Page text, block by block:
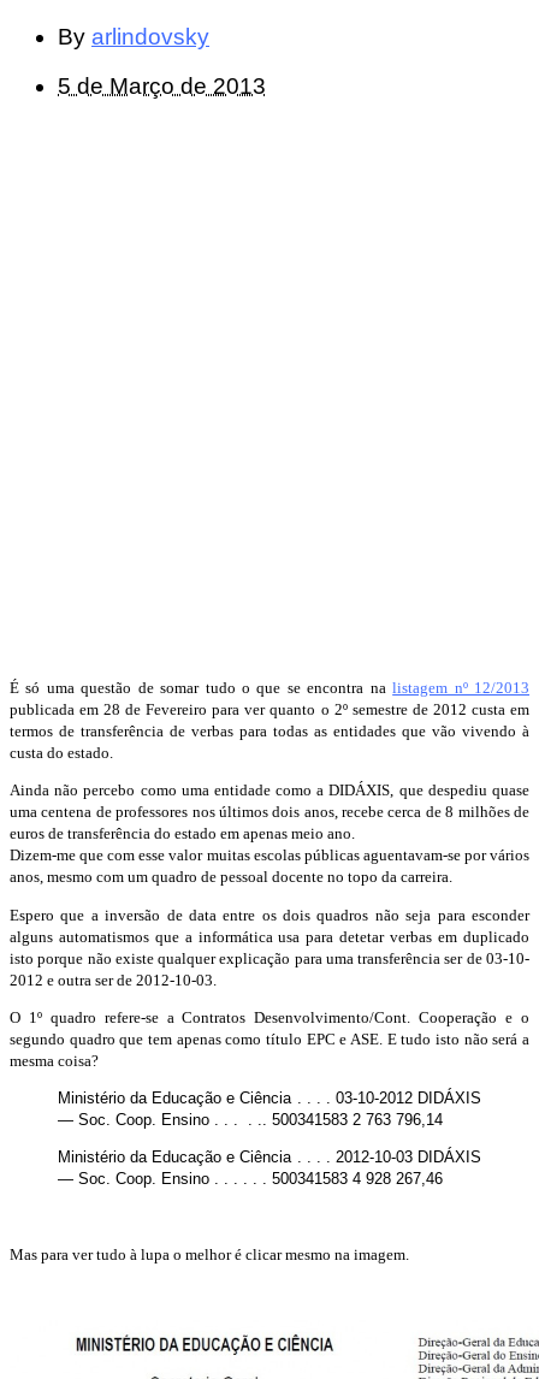
By arlindovsky
5 de Março de 2013
É só uma questão de somar tudo o que se encontra nalistagem nº 12/2013
publicada em 28 de Fevereiro para ver quanto o 2º semestre de 2012 custa em
termos de transferência de verbas para todas as entidades que vão vivendo à
custa do estado.
Ainda não percebo como uma entidade como a DIDÁXIS, que despediu quase
uma centena de professores nos últimos dois anos, recebe cerca de 8 milhões de
euros de transferência do estado em apenas meio ano.
Dizem-me que com esse valor muitas escolas públicas aguentavam-se por vários
anos, mesmo com um quadro de pessoal docente no topo da carreira.
Espero que a inversão de data entre os dois quadros não seja para esconder
alguns automatismos que a informática usa para detetar verbas em duplicado
isto porque não existe qualquer explicação para uma transferência ser de 03-10-
2012 e outra ser de 2012-10-03.
O 1º quadro refere-se a Contratos Desenvolvimento/Cont. Cooperação e o
segundo quadro que tem apenas como título EPC e ASE. E tudo isto não será a
mesma coisa?
Ministério da Educação e Ciência . . . . 03-10-2012 DIDÁXIS
— Soc. Coop. Ensino . . . . .. 500341583 2 763 796,14
Ministério da Educação e Ciência . . . . 2012-10-03 DIDÁXIS
— Soc. Coop. Ensino . . . . . . 500341583 4 928 267,46
Mas para ver tudo à lupa o melhor é clicar mesmo na imagem.